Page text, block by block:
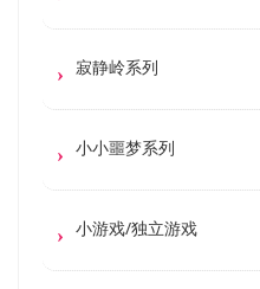
寂静岭系列
小小噩梦系列
小游戏/独立游戏